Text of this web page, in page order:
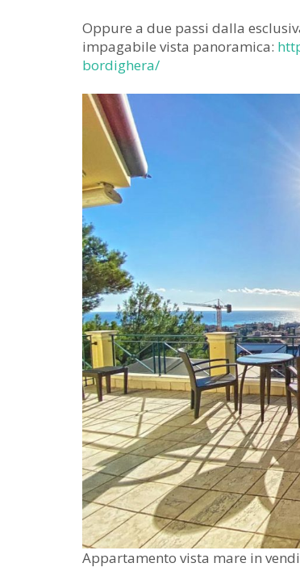
Oppure a due passi dalla
impagabile vista panoramica:
bordighera/
Appartamento vista mare in